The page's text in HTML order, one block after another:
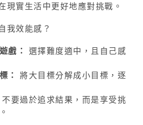
現實生活中更好地應對挑戰。
我效能感？
戲： 選擇難度適中，且自己感
： 將大目標分解成小目標，逐
不要過於追求結果，而是享受挑